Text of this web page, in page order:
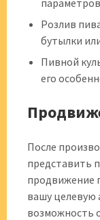
Розлив
бутылки
Пивной
его
После
представить
продвижение
вашу целевую
возможность